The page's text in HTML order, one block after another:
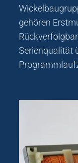
gehören
Serienqualität